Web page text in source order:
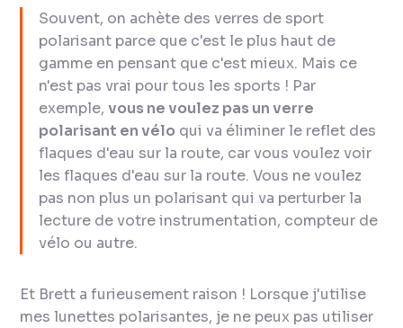
Souvent, on achète des verres de sport
polarisant parce que c'est le plus haut de
gamme en pensant que c'est mieux. Mais ce
n'est pas vrai pour tous les sports ! Par
exemple,vous ne voulez pas un verre
polarisant en vélo qui va éliminer le reflet des
flaques d'eau sur la route, car vous voulez voir
les flaques d'eau sur la route. Vous ne voulez
pas non plus un polarisant qui va perturber la
lecture de votre instrumentation, compteur de
vélo ou autre.
Et Brett a furieusement raison ! Lorsque j'utilise
mes lunettes polarisantes, je ne peux pas utiliser